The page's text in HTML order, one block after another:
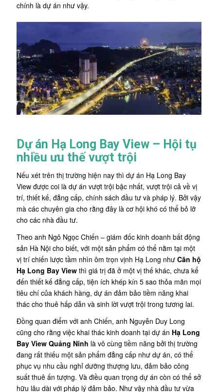
chính là dự án như vậy.
Dự án Hạ Long Bay View – Hội tụ
nhiều ưu thế vượt trội
Nếu xét trên thị trường hiện nay thì dự án Hạ Long Bay
View được coi là dự án vượt trội bậc nhất, vượt trội cả về vị
trí, thiết kế, đẳng cấp, chính sách đầu tư và pháp lý. Bởi vậy
mà các chuyên gia cho rằng đây là cơ hội khó có thể bỏ lỡ
cho các nhà đầu tư.
Theo anh Ngô Ngọc Chiến – giám đốc kinh doanh bất động
sản Hà Nội cho biết, với một sản phẩm có thể nằm tại một
vị trí chiến lược tầm nhìn ôm trọn vịnh Hạ Long như Căn hộ
Hạ Long Bay Viewthì giá trị đã ở một vị thế khác, chưa kể
đến thiết kế đẳng cấp, tiện ích khép kín 5 sao thỏa mãn mọi
tiêu chí của khách hàng, dự án đảm bảo tiềm năng khai
thác cho thuê hấp dẫn và sinh lời vượt trội trong tương lai.
Đồng quan điểm với anh Chiến, anh Nguyễn Duy Long
cũng cho rằng việc khai thác kinh doanh tại dự án Hạ Long
Bay View Quảng Ninh là vô cùng tiềm năng bởi thị trường
đang rất thiếu một sản phẩm đẳng cấp như dự án, có thể
phục vụ nhu cầu nghỉ dưỡng thượng lưu, đảm bảo công
suất thuê ấn tượng. Và điều quan trọng dự án còn có thể sở
hữu lâu dài với pháp lý đảm bảo. Như vậy nhà đầu tư vừa